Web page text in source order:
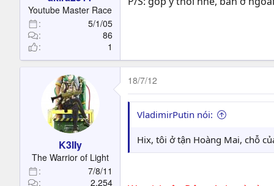
Youtube Master Race
5/1/05
86
1
K3IIy
The Warrior of Light
7/8/11
2,254
18/7/12
VladimirPutin nói:
Hix, tôi ở tận Hoàng Mai, chỗ